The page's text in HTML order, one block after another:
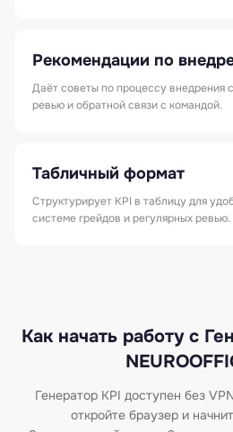
Рекомендации по
Даёт советы по процессу внедрения
ревью и обратной связи с командой.
Табличный формат
Структурирует KPI в таблицу для
системе грейдов и регулярных ревью.
Как начать работу с
Генератор KPI доступен без
откройте браузер и